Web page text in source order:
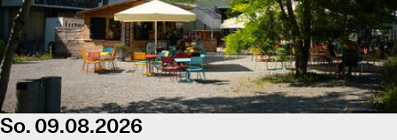
So. 09.08.2026